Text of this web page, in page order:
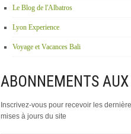
Le Blog de l'Albatros
Lyon Experience
Voyage et Vacances Bali
ABONNEMENTS
Inscrivez-vous pour recevoir les
mises à jours du site